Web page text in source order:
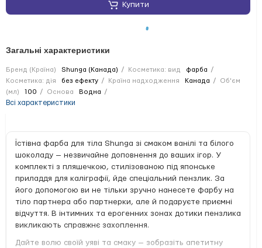
Купити
Загальні характеристики
Бренд (Країна) Shunga (Канада) Косметика: вид
фарба
Косметика: дія
без ефекту Країна надходження Канада
Об'єм
(мл)
100 Основа Водна
Всі характеристики
Їстівна фарба для тіла Shunga зі смаком ванілі та білого
шоколаду — незвичайне доповнення до ваших ігор. У
комплекті з пляшечкою, стилізованою під японське
приладдя для каліграфії, йде спеціальний пензлик. За
його допомогою ви не тільки зручно нанесете фарбу на
тіло партнера або партнерки, але й подаруєте приємні
відчуття. В інтимних та ерогенних зонах дотики пензлика
викликають справжнє захоплення.
Дайте волю своїй уяві та смаку — зобразіть апетитну